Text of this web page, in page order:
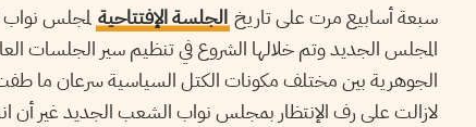
سبعة أسابيع مرت على تاريخ الجلسة الإفتتاحية لمجلس نواب
المجلس الجديد وتم خلالها الشروع في تنظيم سير الجلسات
الجوهرية بين مختلف مكونات الكتل السياسية سرعان ما
لازالت على رف الإنتظار بمجلس نواب الشعب الجديد غير أن